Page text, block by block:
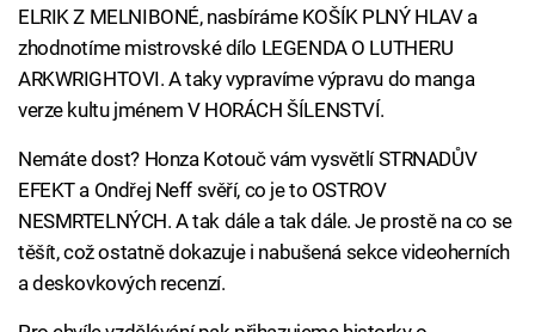
ELRIK Z MELNIBONÉ, nasbíráme KOŠÍK PLNÝ HLAV a
zhodnotíme mistrovské dílo LEGENDA O LUTHERU
ARKWRIGHTOVI. A taky vypravíme výpravu do manga
verze kultu jménem V HORÁCH ŠÍLENSTVÍ.
Nemáte dost? Honza Kotouč vám vysvětlí STRNADŮV
EFEKT a Ondřej Neff svěří, co je to OSTROV
NESMRTELNÝCH. A tak dále a tak dále. Je prostě na co se
těšít, což ostatně dokazuje i nabušená sekce videoherních
a deskovkových recenzí.